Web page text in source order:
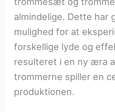
almindelige. Dette har
mulighed for at
forskellige lyde og
resulteret i en ny æra
trommerne spiller en
produktionen.